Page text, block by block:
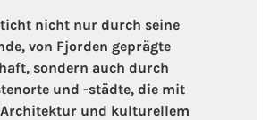
nicht nur durch seine
von Fjorden geprägte
sondern auch durch
und -städte, die mit
und kulturellem